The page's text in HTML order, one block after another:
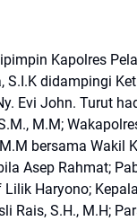
Kapolres
S.I.K didampingi
Evi John. Turut
M.M;
bersama Wakil
Asep Rahmat;
Haryono;
Rais, S.H., M.H;